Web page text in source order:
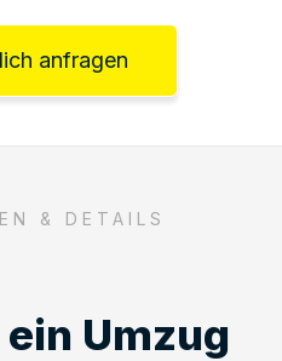
anfragen
& DETAILS
Umzug